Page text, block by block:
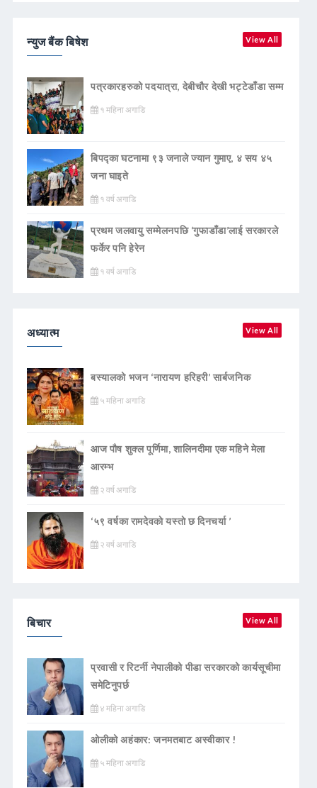
न्युज बैंक बिषेश View All
पत्रकारहरुको पदयात्रा, देबीचौर देखी भट्टेडाँडा सम्म
१ महिना अगाडि
बिपद्का घटनामा ९३ जनाले ज्यान गुमाए, ४ सय ४५
जना घाइते
१ वर्ष अगाडि
प्रथम जलवायु सम्मेलनपछि ‘गुफाडाँडा’लाई सरकारले
फर्केर पनि हेरेन
१ वर्ष अगाडि
अध्यात्म View All
बस्यालको भजन ‘नारायण हरिहरी’ सार्बजनिक
५ महिना अगाडि
आज पौष शुक्ल पूर्णिमा, शालिनदीमा एक महिने मेला
आरम्भ
२ वर्ष अगाडि
‘५९ वर्षका रामदेवकाे यस्ताे छ दिनचर्या ’
२ वर्ष अगाडि
बिचार View All
प्रवासी र रिटर्नी नेपालीको पीडा सरकारको कार्यसूचीमा
समेटिनुपर्छ
४ महिना अगाडि
ओलीको अहंकार: जनमतबाट अस्वीकार !
५ महिना अगाडि